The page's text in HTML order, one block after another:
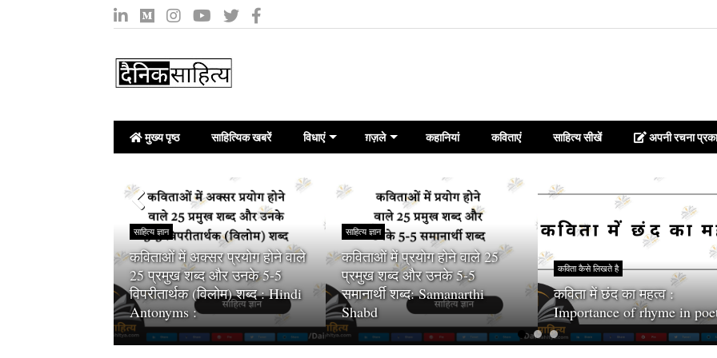
मुख्य पृष्ठ साहित्यिक खबरें विधाएं ग़ज़ले कहानियां कविताएं साहित्य सीखें अपनी रचना
साहित्य ज्ञान
कविताओं में अक्सर प्रयोग होने वाले
25 प्रमुख शब्द और उनके 5-5
विपरीतार्थक (विलोम) शब्द : Hindi
Antonyms :
साहित्य ज्ञान
कविताओं में प्रयोग होने वाले 25
प्रमुख शब्द और उनके 5-5
समानार्थी शब्द: Samanarthi
Shabd
कविता कैसे लिखते है
कविता में छंद का महत्व :
Importance of rhyme in